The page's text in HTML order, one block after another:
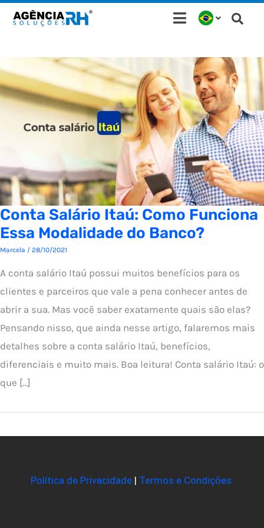
para
conteúdo
Conta Salário Itaú: Como Funciona
Essa Modalidade do Banco?
Marcela / 28/10/2021
A conta salário Itaú possui muitos benefícios para os
clientes e parceiros que vale a pena conhecer antes de
abrir a sua. Mas você saber exatamente quais são elas?
Pensando nisso, que ainda nesse artigo, falaremos mais
detalhes sobre a conta salário Itaú, benefícios,
diferenciais e muito mais. Boa leitura! Conta salário Itaú: o
que […]
Política de Privacidade| Termos e Condições